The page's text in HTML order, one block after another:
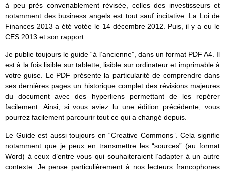
à peu près convenablement révisée, celles des investisseurs et
notamment des business angels est tout sauf incitative. La Loi de
Finances 2013 a été votée le 14 décembre 2012. Puis, il y a eu le
CES 2013 et son rapport…
Je publie toujours le guide “à l’ancienne”, dans un format PDF A4. Il
est à la fois lisible sur tablette, lisible sur ordinateur et imprimable à
votre guise. Le PDF présente la particularité de comprendre dans
ses dernières pages un historique complet des révisions majeures
du document avec des hyperliens permettant de les repérer
facilement. Ainsi, si vous aviez lu une édition précédente, vous
pourrez facilement parcourir tout ce qui a changé depuis.
Le Guide est aussi toujours en “Creative Commons”. Cela signifie
notamment que je peux en transmettre les “sources” (au format
Word) à ceux d’entre vous qui souhaiteraient l’adapter à un autre
contexte. Je pense particulièrement à nos lecteurs francophones